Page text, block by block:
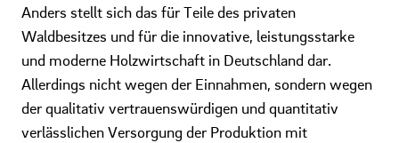
Anders stellt sich das für Teile des privaten
Waldbesitzes und für die innovative, leistungsstarke
und moderne Holzwirtschaft in Deutschland dar.
Allerdings nicht wegen der Einnahmen, sondern wegen
der qualitativ vertrauenswürdigen und quantitativ
verlässlichen Versorgung der Produktion mit